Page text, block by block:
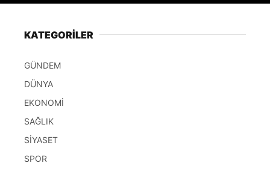
KATEGORİLER
GÜNDEM
DÜNYA
EKONOMİ
SAĞLIK
SİYASET
SPOR